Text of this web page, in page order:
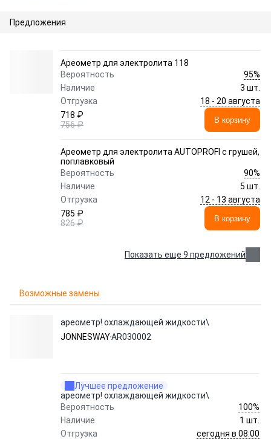
Предложения
Ареометр для электролита 118
Вероятность
95%
Наличие
3 шт.
Отгрузка
18 - 20 августа
718 ₽
756 ₽
В корзину
Ареометр для электролита AUTOPROFI с грушей,
поплавковый
Вероятность
90%
Наличие
5 шт.
Отгрузка
12 - 13 августа
785 ₽
826 ₽
В корзину
Показать еще 9 предложений
Возможные замены
ареометр! охлаждающей жидкости\
JONNESWAYAR030002
Лучшее предложение
ареометр! охлаждающей жидкости\
Вероятность
100%
Наличие
1 шт.
Отгрузка
сегодня в 08:00